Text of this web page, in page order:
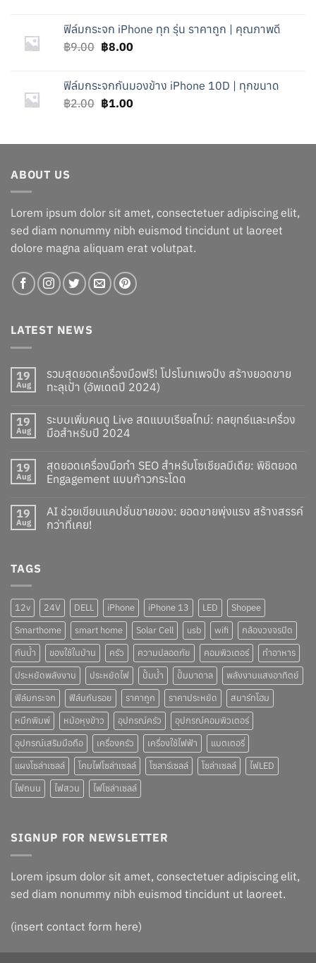
ฟิล์มกระจก iPhone ทุก รุ่น ราคาถูก | คุณภาพดี
฿9.00 Original
฿9.00.
฿8.00Current
฿8.00.
ฟิล์มกระจกกันมองข้าง iPhone 10D | ทุกขนาด
฿2.00 Original
฿2.00.
฿1.00Current
฿1.00.
ABOUT US
Lorem ipsum dolor sit amet, consectetuer adipiscing elit,
sed diam nonummy nibh euismod tincidunt ut laoreet
dolore magna aliquam erat volutpat.
LATEST NEWS
19
Aug
รวมสุดยอดเครื่องมือฟรี! โปรโมทเพจปัง สร้างยอดขาย
ทะลุเป้า (อัพเดตปี 2024)
19
Aug
ระบบเพิ่มคนดู Live สดแบบเรียลไทม์: กลยุทธ์และเครื่อง
มือสำหรับปี 2024
19
Aug
สุดยอดเครื่องมือทำ SEO สำหรับโซเชียลมีเดีย: พิชิตยอด
Engagement แบบก้าวกระโดด
19
Aug
AI ช่วยเขียนแคปชั่นขายของ: ยอดขายพุ่งแรง สร้างสรรค์
กว่าที่เคย!
TAGS
12v 24V DELL iPhone iPhone 13 LED
Shopee
Smarthome
smart home Solar Cell usb wifi
กล้องวงจรปิด
กันน้ำ
ของใช้ในบ้าน ครัว ความปลอดภัย คอมพิวเตอร์
ทำอาหาร
ประหยัดพลังงาน
ประหยัดไฟ ปั๊มน้ำ ปั๊มบาดาล
พลังงานแสงอาทิตย์
ฟิล์มกระจก
ฟิล์มกันรอย ราคาถูก ราคาประหยัด
สมาร์ทโฮม
หมึกพิมพ์
หม้อหุงข้าว อุปกรณ์ครัว
อุปกรณ์คอมพิวเตอร์
อุปกรณ์เสริมมือถือ
เครื่องครัว เครื่องใช้ไฟฟ้า
แบตเตอรี่
แผงโซล่าเซลล์
โคมไฟโซล่าเซลล์ โซลาร์เซลล์ โซล่าเซลล์
ไฟLED
ไฟถนน
ไฟสวน ไฟโซล่าเซลล์
SIGNUP FOR NEWSLETTER
Lorem ipsum dolor sit amet, consectetuer adipiscing elit,
sed diam nonummy nibh euismod tincidunt ut laoreet.
(insert contact form here)